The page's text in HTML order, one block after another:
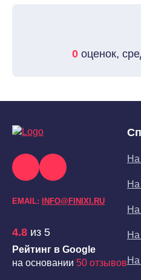
0оценок,
EMAIL: INFO@FINIXI.RU
4.8 из 5
Рейтинг в Google
на основании 50 отзывов
На
На
На
На